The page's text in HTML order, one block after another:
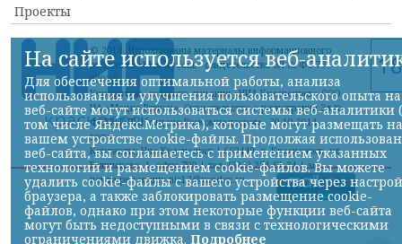
Проекты
© 2014, Использованы материалы информационного
агентства «НИА-Кубань» свидетельство ЭЛ № ФС 77-
52023
Учредитель сетевого издания «НИА-Красноярск» ООО
ИА «Медиа-Регион» Свидетельство о регистрации Эл №
ФС77-59710 выдано Роскомнадзором 30.10.2014
года
Контакты: Ниа-Красноярск | 660449, г. Красноярск, ул.
Белинского, 1, офис 700 | тел. (391) 274-61-34,| эл.
почта редакции: nia12@yandex.ru
На сайте используется веб-
Для обеспечения оптимальной работы, анализа
использования и улучшения пользовательского опыта на
веб-сайте могут использоваться системы веб-аналитики
том числе Яндекс.Метрика), которые могут размещать на
вашем устройстве cookie-файлы. Продолжая
веб-сайта, вы соглашаетесь с применением указанных
технологий и размещением cookie-файлов. Вы можете
удалить cookie-файлы с вашего устройства через
браузера, а также заблокировать размещение cookie-
файлов, однако при этом некоторые функции веб-сайта
могут быть недоступными в связи с технологическими
ограничениями движка. Подробнее